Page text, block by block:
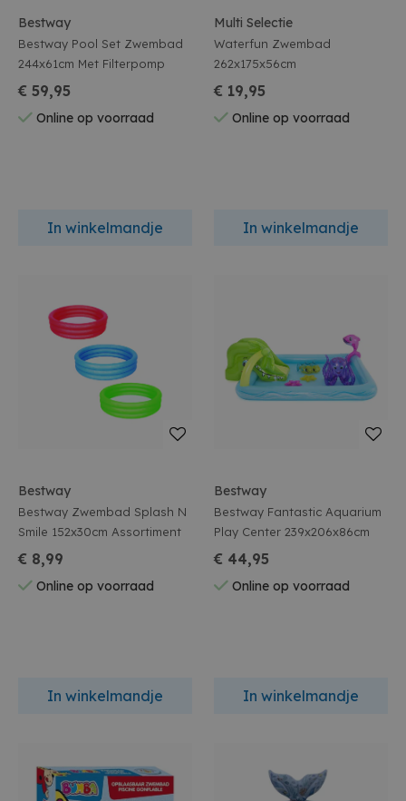
Bestway
Bestway Pool Set Zwembad
244x61cm Met Filterpomp
€ 59,95
Online op voorraad
In winkelmandje
Multi Selectie
Waterfun Zwembad
262x175x56cm
€ 19,95
Online op voorraad
In winkelmandje
Bestway
Bestway Zwembad Splash N
Smile 152x30cm Assortiment
€ 8,99
Online op voorraad
In winkelmandje
Bestway
Bestway Fantastic Aquarium
Play Center 239x206x86cm
€ 44,95
Online op voorraad
In winkelmandje